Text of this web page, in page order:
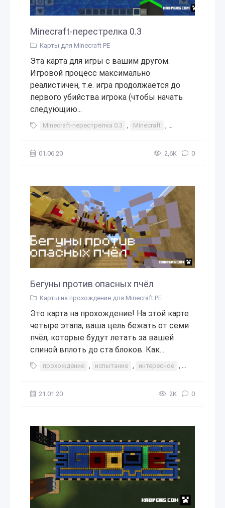
Minecraft-перестрелка 0.3
Карты для Minecraft PE
Эта карта для игры с вашим другом.
Игровой процесс максимально
реалистичен, т.е. игра продолжается до
первого убийства игрока (чтобы начать
следующию...
Minecraft-перестрелка 0.3 , Minecraft , перестрелка
01.06.20 2,6К 0
Бегуны против опасных пчёл
Карты на прохождение для Minecraft PE
Это карта на прохождение! На этой карте
четыре этапа, ваша цель бежать от семи
пчёл, которые будут летать за вашей
спиной вплоть до ста блоков. Как...
прохождение , испытание , интересное ,
21.01.20 2К 0